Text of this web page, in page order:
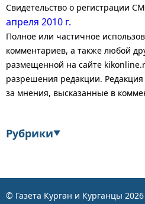
Свидетельство о регистрации
апреля 2010 г.
Полное или частичное
комментариев, а также любой
размещенной на сайте
разрешения редакции. Редакция
за мнения, высказанные в
Рубрики▼
© Газета Курган и Курганцы 2026